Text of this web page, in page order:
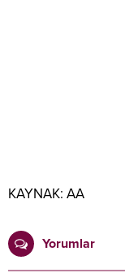
KAYNAK: AA
Yorumlar